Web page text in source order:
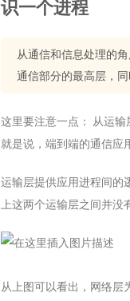
识一个进程
从通信和信息处理的
通信部分的最高层，
这里要注意一点： 从运
就是说，端到端的通信应
运输层提供应用进程间的
上这两个运输层之间并没
从上图可以看出，网络层